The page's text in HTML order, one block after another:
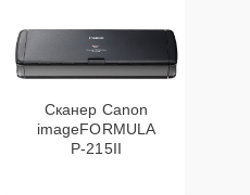
Сканер Canon
imageFORMULA
P‑215II